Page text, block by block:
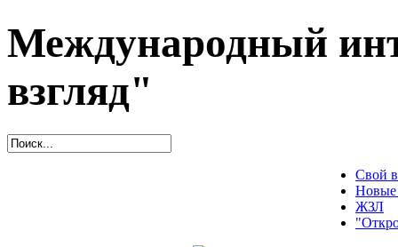
Международный
взгляд"
Свой
Новые
ЖЗЛ